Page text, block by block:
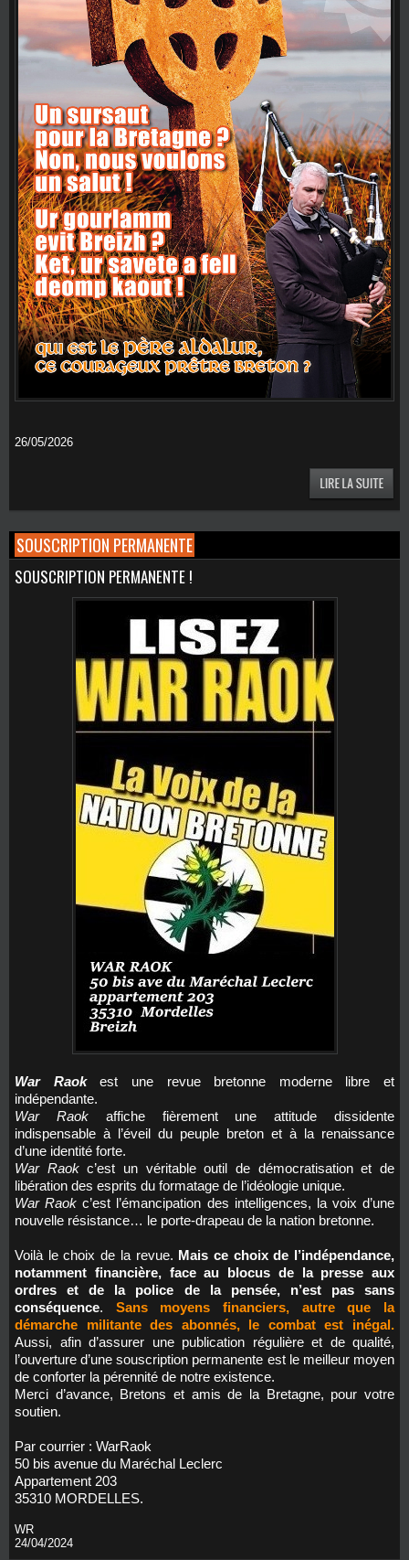
26/05/2026
SOUSCRIPTION PERMANENTE
SOUSCRIPTION PERMANENTE !
War Raokest une revue bretonne moderne libre et
indépendante.
War Raok affiche fièrement une attitude dissidente
indispensable à l’éveil du peuple breton et à la renaissance
d’une identité forte.
War Raokc’est un véritable outil de démocratisation et de
libération des esprits du formatage de l’idéologie unique.
War Raok c’est l’émancipation des intelligences, la voix d’une
nouvelle résistance… le porte-drapeau de la nation bretonne.
Voilà le choix de la revue. Mais ce choix de l’indépendance,
notamment financière, face au blocus de la presse aux
ordres et de la police de la pensée, n’est pas sans
conséquence. Sans moyens financiers, autre que la
démarche militante des abonnés, le combat est inégal.
Aussi, afin d’assurer une publication régulière et de qualité,
l’ouverture d’une souscription permanente est le meilleur moyen
de conforter la pérennité de notre existence.
Merci d’avance, Bretons et amis de la Bretagne, pour votre
soutien.
Par courrier : WarRaok
50 bis avenue du Maréchal Leclerc
Appartement 203
35310 MORDELLES.
WR
24/04/2024